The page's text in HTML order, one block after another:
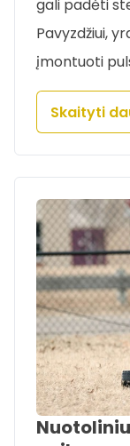
gali padėti
Pavyzdžiui,
įmontuoti
Skaityti